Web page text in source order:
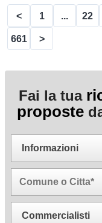
< 1 ... 22
661 >
Fai la tua
proposte